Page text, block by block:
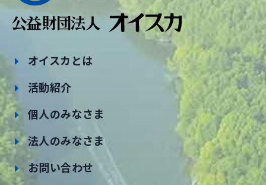
オイスカとは
活動紹介
個人のみなさま
法人のみなさま
お問い合わせ